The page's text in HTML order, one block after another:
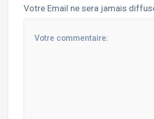
Votre Email ne sera jamais